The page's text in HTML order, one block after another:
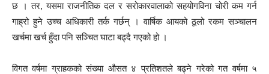
छ । तर, यसमा राजनीतिक दल र सरोकारवालाको सहयोगविना चोरी कम गर्न
गाह्रो हुने उच्च अधिकारी तर्क गर्छन् । वार्षिक आयको ठूलो रकम सञ्चालन
खर्चमा खर्च हुँदा पनि सञ्चित घाटा बढ्दै गएको हो ।
विगत वर्षमा ग्राहकको संख्या औसत ४ प्रतिशतले बढ्ने गरेको गत वर्षमा ५